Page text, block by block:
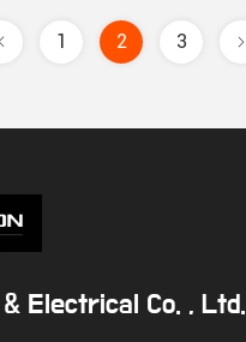
1 2 3
Electrical Co. , Ltd.